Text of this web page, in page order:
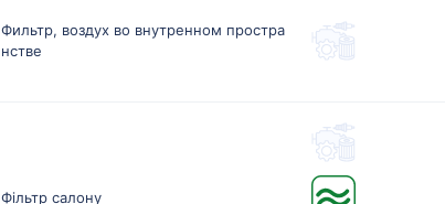
Фильтр, воздух во внутренном простра
нстве
Фільтр салону